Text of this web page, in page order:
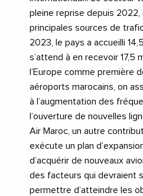
pleine reprise depuis 2022,
principales sources de
2023, le pays a accueilli
s’attend à en recevoir 17,5
l’Europe comme première
aéroports marocains, on
à l’augmentation des
l’ouverture de nouvelles
Air Maroc, un autre
exécute un plan
d’acquérir de nouveaux
des facteurs qui devraient
permettre d’atteindre les